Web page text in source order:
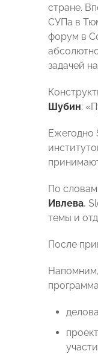
стране.
СУПа в
форум в
задачей
Шубин:
Ежегодно
По
Ивлева,
темы и
После